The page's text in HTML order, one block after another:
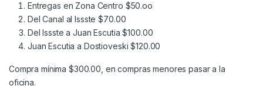
Entregas en Zona Centro $50.oo
Del Canal al Issste $70.00
Del Issste a Juan Escutia $100.00
Juan Escutia a Dostioveski $120.00
Compra mínima $300.00, en compras menores pasar a la
oficina.